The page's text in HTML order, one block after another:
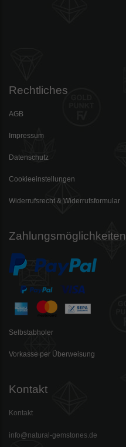
Rechtliches
AGB
Impressum
Datenschutz
Cookieeinstellungen
Widerrufsrecht & Widerrufsformular
Zahlungsmöglichkeiten
Selbstabholer
Vorkasse per Überweisung
Kontakt
Kontakt
info@natural-gemstones.de